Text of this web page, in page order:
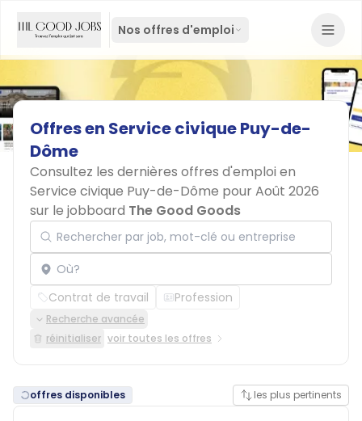
Nos offres d'emploi
Offresen ServiceciviquePuy-de-
Dôme
Consultez les dernières offres d'emploi en
Service civique Puy-de-Dôme pour Août 2026
sur le jobboard The Good Goods
Rechercher par job, mot-clé ou entreprise
Localisation
Contrat de travail Profession
Recherche avancée
réinitialiser voir toutes les offres
offres disponibles les plus pertinents